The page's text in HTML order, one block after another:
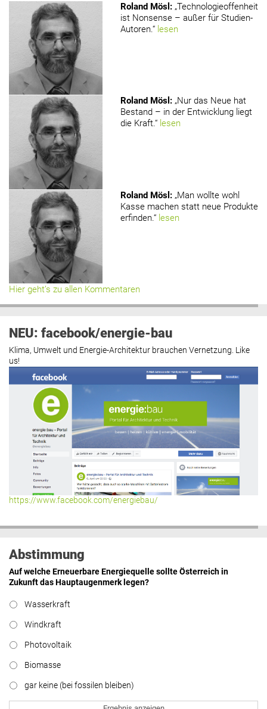
Roland Mösl : „Technologieoffenheit
ist Nonsense – außer für Studien-
Autoren.“ lesen
Roland Mösl : „Nur das Neue hat
Bestand – in der Entwicklung liegt
die Kraft.“ lesen
Roland Mösl : „Man wollte wohl
Kasse machen statt neue Produkte
erfinden.“ lesen
Hier geht’s zu allen Kommentaren
NEU: facebook/energie-bau
Klima, Umwelt und Energie-Architektur brauchen Vernetzung. Like
us!
https://www.facebook.com/energiebau/
Abstimmung
Auf welche Erneuerbare Energiequelle sollte Österreich in
Zukunft das Hauptaugenmerk legen?
Wasserkraft
Windkraft
Photovoltaik
Biomasse
gar keine (bei fossilen bleiben)